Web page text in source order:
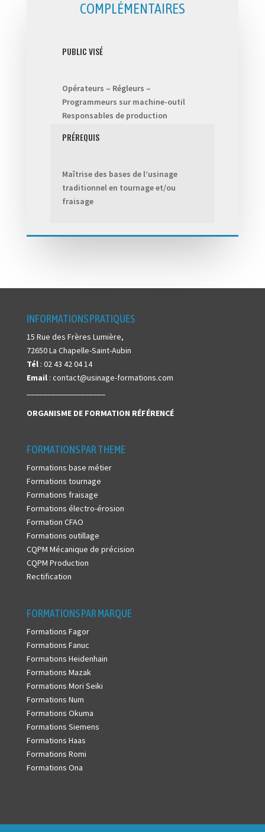
COMPLÉMENTAIRES
PUBLIC VISÉ
Opérateurs – Régleurs –
Programmeurs sur machine-outil
Responsables de production
PRÉREQUIS
Maîtrise des bases de l’usinage
traditionnel en tournage et/ou
fraisage
INFORMATIONS PRATIQUES
15 Rue des Frères Lumière,
72650 La Chapelle-Saint-Aubin
Tél: 02 43 42 04 14
Email: contact@usinage-formations.com
ORGANISME DE FORMATION RÉFÉRENCÉ
FORMATIONS PAR THEME
Formations base métier
Formations tournage
Formations fraisage
Formations électro-érosion
Formation CFAO
Formations outillage
CQPM Mécanique de précision
CQPM Production
Rectification
FORMATIONS PAR MARQUE
Formations Fagor
Formations Fanuc
Formations Heidenhain
Formations Mazak
Formations Mori Seiki
Formations Num
Formations Okuma
Formations Siemens
Formations Haas
Formations Romi
Formations Ona